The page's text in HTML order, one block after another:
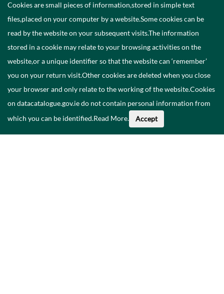
Cookies are small pieces of information,stored in simple text
files,placed on your computer by a website.Some cookies can be
read by the website on your subsequent visits.The information
stored in a cookie may relate to your browsing activities on the
website,or a unique identifier so that the website can ‘remember’
you on your return visit.Other cookies are deleted when you close
your browser and only relate to the working of the website.Cookies
on datacatalogue.gov.ie do not contain personal information from
which you can be identified.Read More. Accept